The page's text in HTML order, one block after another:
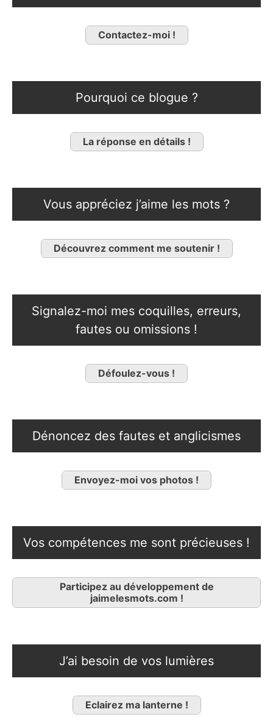
Contactez-moi !
Pourquoi ce blogue ?
La réponse en détails !
Vous appréciez j’aime les mots ?
Découvrez comment me soutenir !
Signalez-moi mes coquilles, erreurs,
fautes ou omissions !
Défoulez-vous !
Dénoncez des fautes et anglicismes
Envoyez-moi vos photos !
Vos compétences me sont précieuses !
Participez au développement de
jaimelesmots.com !
J’ai besoin de vos lumières
Eclairez ma lanterne !